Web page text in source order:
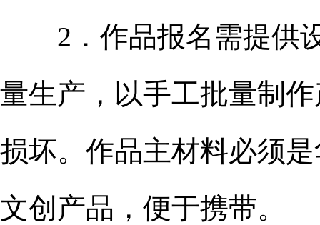
2．作品报名需提供设
量生产，以手工批量制
损坏。作品主材料必须
文创产品，便于携带。